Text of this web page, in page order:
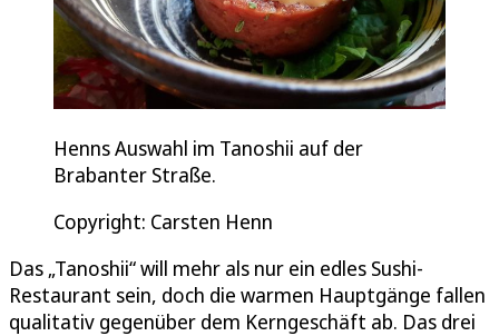
Henns Auswahl im Tanoshii auf der
Brabanter Straße.
Copyright: Carsten Henn
Das „Tanoshii“ will mehr als nur ein edles Sushi-
Restaurant sein, doch die warmen Hauptgänge fallen
qualitativ gegenüber dem Kerngeschäft ab. Das drei